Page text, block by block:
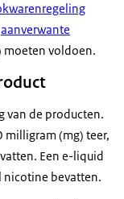
aanverwante
moeten voldoen.
van de producten.
milligram (mg) teer,
Een e-liquid
nicotine bevatten.